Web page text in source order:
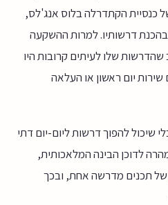
כנסיית הקתדרלה בלוס אנג'לס,
בשבוע בהכנת דרשותיו. למרות ההשקעה
שלו לעיתים קרובות היו
יום ראשון או העלאה
שיכול להפוך דרשות ליום-יום דתי
לדוכן הבינה המלאכותית,
של תכנים מדרשה אחת, ובכך